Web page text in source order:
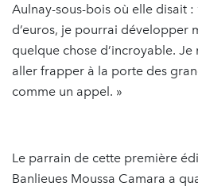
Aulnay-sous-bois où elle disait
d’euros, je pourrai développer
quelque chose d’incroyable.
aller frapper à la porte des
comme un appel. »
Le parrain de cette première
Banlieues Moussa Camara a